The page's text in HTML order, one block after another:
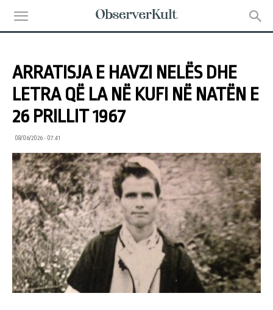
ARRATISJA E HAVZI NELËS DHE
LETRA QË LA NË KUFI NË NATËN E
26 PRILLIT 1967
08/06/2026 • 07:41